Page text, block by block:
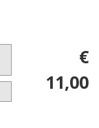
€
11,00